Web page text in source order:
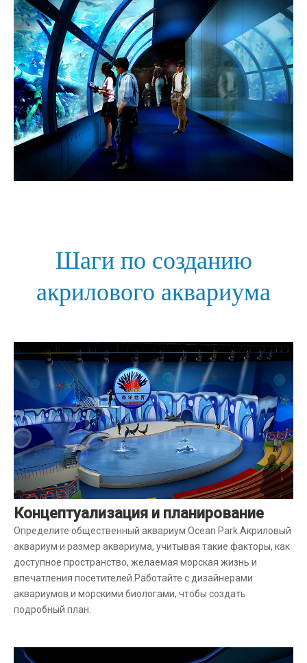
Шаги по созданию
акрилового аквариума
Концептуализация и планирование
Определите общественный аквариум Ocean Park Акриловый
аквариум и размер аквариума, учитывая такие факторы, как
доступное пространство, желаемая морская жизнь и
впечатления посетителей.Работайте с дизайнерами
аквариумов и морскими биологами, чтобы создать
подробный план.